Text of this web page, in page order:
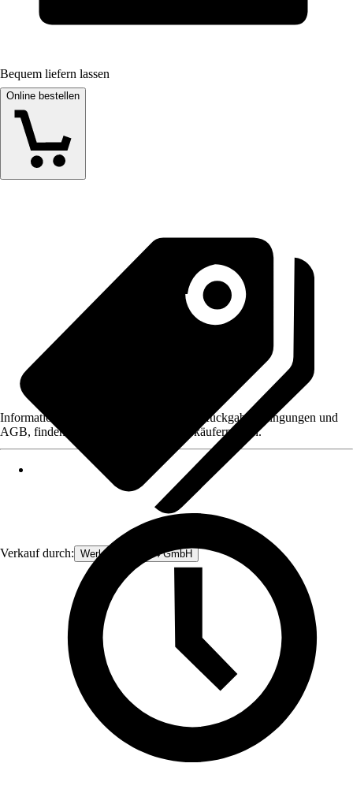
Bequem liefern lassen
Online bestellen
Verkauf durch: Werkzeugstore24 GmbH
Informationen des Verkäufers, wie z. B. Rückgabebedingungen und
AGB, finden Sie bei Klick auf den Verkäufernamen.